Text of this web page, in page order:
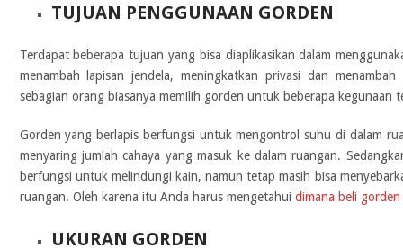
TUJUAN PENGGUNAAN GORDEN
Terdapat beberapa tujuan yang bisa diaplikasikan dalam
menambah lapisan jendela, meningkatkan privasi dan
sebagian orang biasanya memilih gorden untuk beberapa kegunaan
Gorden yang berlapis berfungsi untuk mengontrol suhu di dalam
menyaring jumlah cahaya yang masuk ke dalam ruangan.
berfungsi untuk melindungi kain, namun tetap masih bisa
ruangan. Oleh karena itu Anda harus mengetahui dimana beli
UKURAN GORDEN